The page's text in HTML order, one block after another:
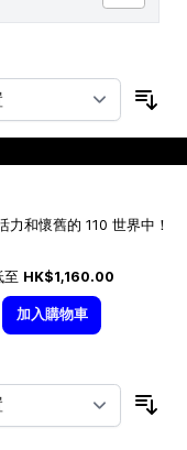
和懷舊的 110 世界中！
至 HK$1,160.00
加入購物車